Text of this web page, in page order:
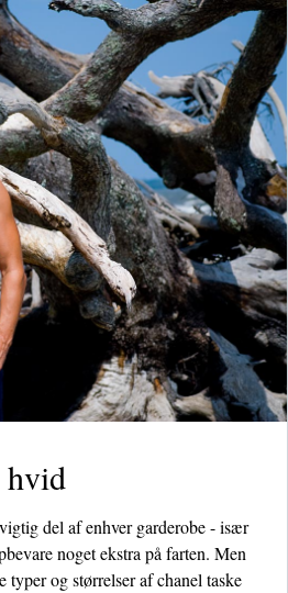
hvid
del af enhver garderobe - især
noget ekstra på farten. Men
typer og størrelser af chanel taske